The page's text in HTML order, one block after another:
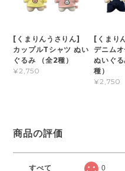
[くまりんうさりん]
カップルTシャツ ぬい
ぐるみ （全2種）
¥2,750
[くまり
デニム
ぬいぐ
種）
¥2,750
商品の評価
すべて 0